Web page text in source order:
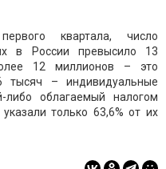
квартала, число
в России превысило 13
12 миллионов – это
– индивидуальные
либо облагаемый налогом
только 63,6% от их